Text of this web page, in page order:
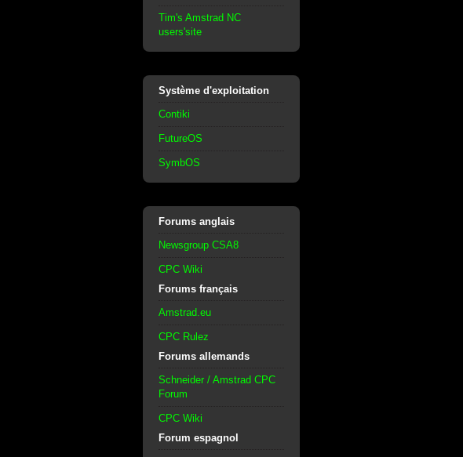
Tim's Amstrad NC
users'site
Système d'exploitation
Contiki
FutureOS
SymbOS
Forums anglais
Newsgroup CSA8
CPC Wiki
Forums français
Amstrad.eu
CPC Rulez
Forums allemands
Schneider / Amstrad CPC
Forum
CPC Wiki
Forum espagnol